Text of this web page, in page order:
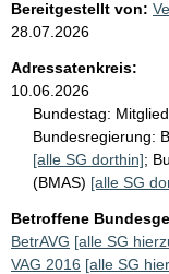
Bereitgestellt von:
28.07.2026
Adressatenkreis:
10.06.2026
Bundestag:
Bundesregierung:
[alle SG dorthin];
(BMAS) [alle SG
Betroffene
BetrAVG [alle SG
VAG 2016 [alle SG